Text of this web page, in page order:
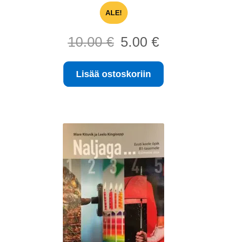
ALE!
10.00€
Alkuperäinen
hinta
oli:
10.00 €.
5.00€Nykyinen
on:
Lisää ostoskoriin